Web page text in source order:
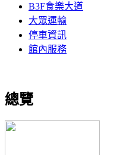
B3F食樂大道
大眾運輸
停車資訊
館內服務
總覽